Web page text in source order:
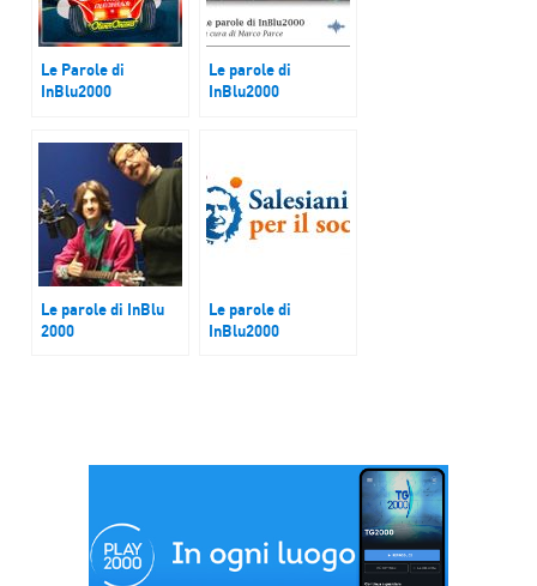
Le Parole di
InBlu2000
Le parole di
InBlu2000
Le parole di InBlu
2000
Le parole di
InBlu2000